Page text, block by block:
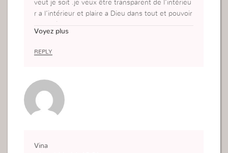
veut je soit .je veux être transparent de l’intérieu
r a l’intérieur et plaire a Dieu dans tout et pouvoir
nsformer convertie entant qu’un homme de Dieu
Voyez plus
REPLY
Vina